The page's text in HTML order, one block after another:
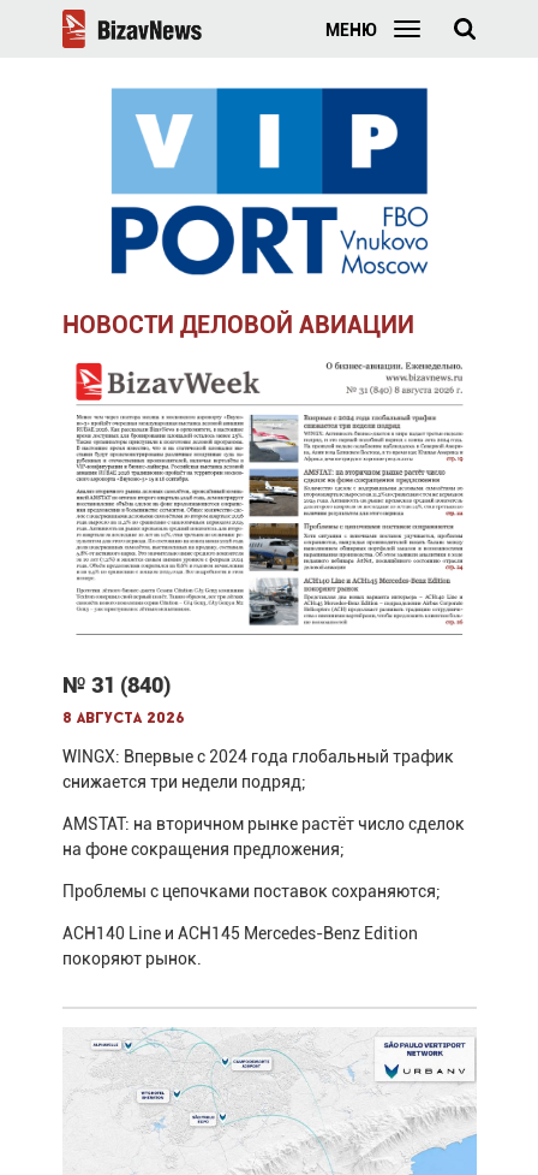
МЕНЮ
НОВОСТИ ДЕЛОВОЙ АВИАЦИИ
№ 31 (840)
8 августа 2026
WINGX: Впервые с 2024 года глобальный трафик
снижается три недели подряд;
AMSTAT: на вторичном рынке растёт число сделок
на фоне сокращения предложения;
Проблемы с цепочками поставок сохраняются;
ACH140 Line и ACH145 Mercedes-Benz Edition
покоряют рынок.